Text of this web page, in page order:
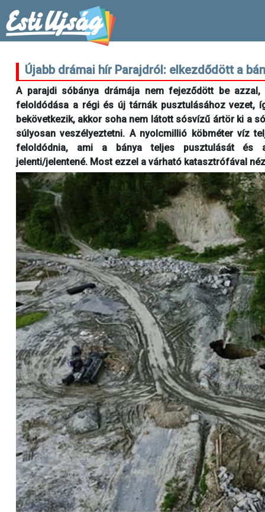
Újabb drámai hír Parajdról: elkezdődött a
A parajdi sóbánya drámája nem fejeződött be
feloldódása a régi és új tárnák pusztulásához vezet,
bekövetkezik, akkor soha nem látott sósvízű ártör ki a
súlyosan veszélyeztetni. A nyolcmillió köbméter víz
feloldódnia, ami a bánya teljes pusztulását és a
jelenti/jelentené. Most ezzel a várható katasztrófával